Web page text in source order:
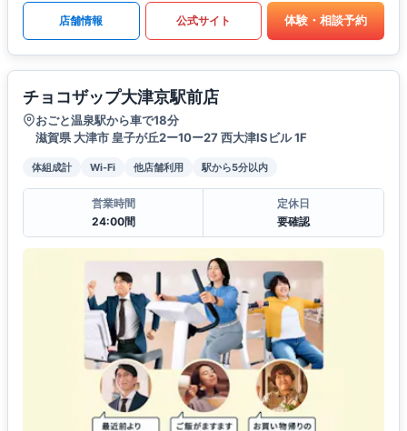
店舗情報 公式サイト 体験・相談予約
チョコザップ大津京駅前店
おごと温泉駅から車で18分
滋賀県 大津市 皇子が丘2ー10ー27 西大津ISビル 1F
体組成計 Wi-Fi 他店舗利用 駅から5分以内
営業時間
24:00間
定休日
要確認